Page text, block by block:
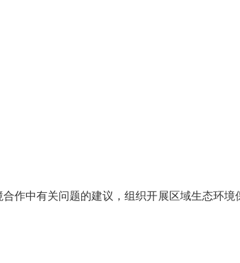
作中有关问题的建议，组织开展区域生态环